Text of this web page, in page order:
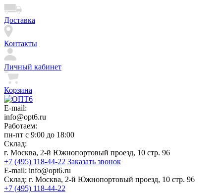
Доставка
Контакты
Личный кабинет
Корзина
E-mail:
info@opt6.ru
Работаем:
пн-пт с 9:00 до 18:00
Склад:
г. Москва, 2-й Южнопортовый проезд, 10 стр. 96
+7 (495) 118-44-22 Заказать звонок
E-mail: info@opt6.ru
Склад: г. Москва, 2-й Южнопортовый проезд, 10 стр. 96
+7 (495) 118-44-22